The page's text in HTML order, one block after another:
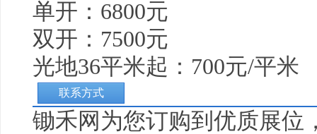
单开：6800元
双开：7500元
光地36平米起：700元/平米
联系方式
锄禾网为您订购到优质展位